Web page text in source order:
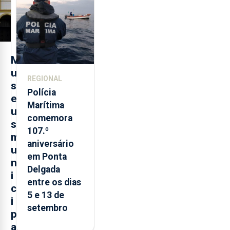
M
u
s
e
u
s
m
u
n
i
c
i
p
a
evolução
turística
REGIONAL
Polícia
Marítima
comemora
107.º
aniversário
em Ponta
Delgada
entre os dias
5 e 13 de
setembro